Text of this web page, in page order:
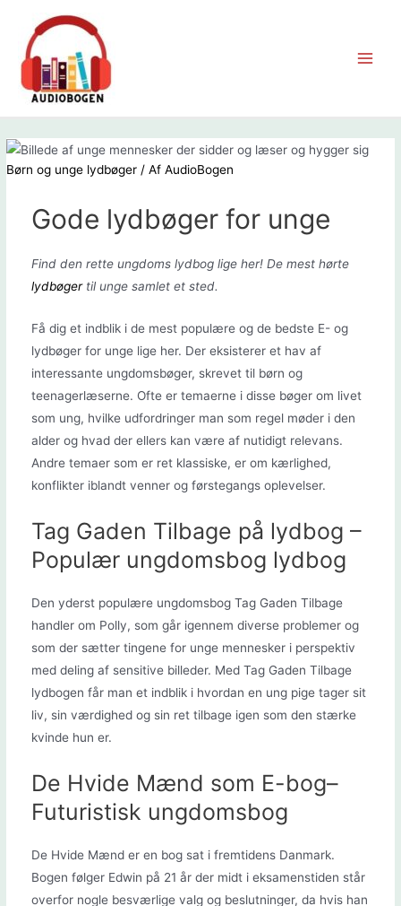
indholdet
Børn og unge lydbøger / AfAudioBogen
Gode lydbøger for unge
Find den rette ungdoms lydbog lige her! De mest hørte
lydbøger til unge samlet et sted.
Få dig et indblik i de mest populære og de bedste E- og
lydbøger for unge lige her. Der eksisterer et hav af
interessante ungdomsbøger, skrevet til børn og
teenagerlæserne. Ofte er temaerne i disse bøger om livet
som ung, hvilke udfordringer man som regel møder i den
alder og hvad der ellers kan være af nutidigt relevans.
Andre temaer som er ret klassiske, er om kærlighed,
konflikter iblandt venner og førstegangs oplevelser.
Tag Gaden Tilbage på lydbog –
Populær ungdomsbog lydbog
Den yderst populære ungdomsbog Tag Gaden Tilbage
handler om Polly, som går igennem diverse problemer og
som der sætter tingene for unge mennesker i perspektiv
med deling af sensitive billeder. Med Tag Gaden Tilbage
lydbogen får man et indblik i hvordan en ung pige tager sit
liv, sin værdighed og sin ret tilbage igen som den stærke
kvinde hun er.
De Hvide Mænd som E-bog–
Futuristisk ungdomsbog
De Hvide Mænd er en bog sat i fremtidens Danmark.
Bogen følger Edwin på 21 år der midt i eksamenstiden står
overfor nogle besværlige valg og beslutninger, da hvis han